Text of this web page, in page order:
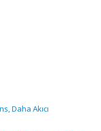
Daha Akıcı